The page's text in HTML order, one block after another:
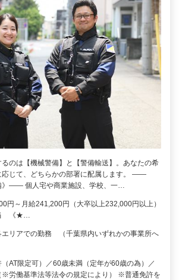
のは【機械警備】と【警備輸送】。あなたの希
応じて、どちらかの部署に配属します。 ――
》―― 個人宅や商業施設、学校、一…
円～月給241,200円（大卒以上232,000円以上）
《★…
エリアでの勤務 （千葉県内いずれかの事業所へ
AT限定可）／60歳未満（定年が60歳の為）／
※労働基準法等法令の規定により） ※普通免許を